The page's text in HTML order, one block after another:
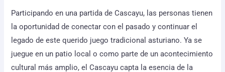
Participando en una partida de Cascayu, las personas tienen
la oportunidad de conectar con el pasado y continuar el
legado de este querido juego tradicional asturiano. Ya se
juegue en un patio local o como parte de un acontecimiento
cultural más amplio, el Cascayu capta la esencia de la